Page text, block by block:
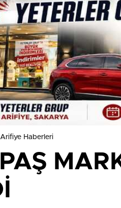
Arifiye Haberleri